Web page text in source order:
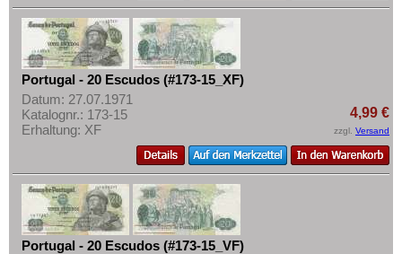
Portugal - 20 Escudos (#173-15_XF)
Datum: 27.07.1971
Katalognr.: 173-15
Erhaltung: XF
4,99 €
zzgl. Versand
Portugal - 20 Escudos (#173-15_VF)